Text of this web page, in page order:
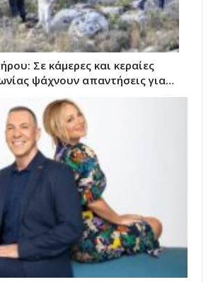
Σε κάμερες και κεραίες
ψάχνουν απαντήσεις για…